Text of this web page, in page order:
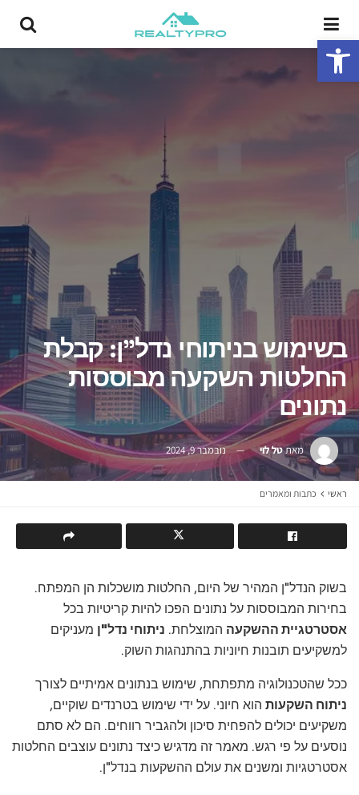
פתח סרגל נגישות
בשימוש בניתוחי נדל"ן: קבלת
החלטות השקעה מבוססות
נתונים
מאתטל לוי נובמבר 9, 2024
ראשי כתבות ומאמרים
בשוק הנדל"ן המהיר של היום, החלטות מושכלות הן המפתח.
בחירות המבוססות על נתונים הפכו להיות קריטיות בכל
אסטרטגיית ההשקעה המוצלחת. ניתוחי נדל"ן מעניקים
למשקיעים תובנות חיוניות בהתנהגות השוק.
ככל שהטכנולוגיה מתפתחת, שימוש בנתונים אמיתיים לצורך
ניתוח השקעות הוא חיוני. על ידי שימוש בטרנדים שוקיים,
משקיעים יכולים להפחית סיכון ולהגביר רווחים. הם לא סתם
נוסעים על פי רגש. מאמר זה מדגיש כיצד נתונים עוצבים החלטות
אסטרטגיות ומשנים את עולם ההשקעות בנדל"ן.